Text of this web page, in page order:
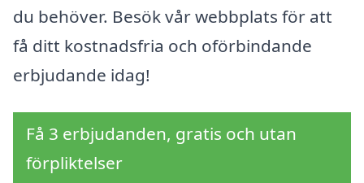
du behöver. Besök vår webbplats för att
få ditt kostnadsfria och oförbindande
erbjudande idag!
Få 3 erbjudanden, gratis och utan
förpliktelser